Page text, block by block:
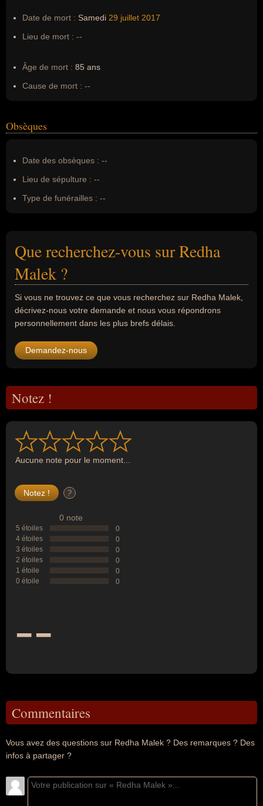
Date de mort : Samedi 29 juillet 2017
Lieu de mort : --
Âge de mort : 85 ans
Cause de mort : --
Obsèques
Date des obsèques : --
Lieu de sépulture : --
Type de funérailles : --
Que recherchez-vous sur Redha
Malek ?
Si vous ne trouvez ce que vous recherchez sur Redha Malek,
décrivez-nous votre demande et nous vous répondrons
personnellement dans les plus brefs délais.
Demandez-nous
Notez !
Aucune note pour le moment...
?
0 note
5 étoiles
0
4 étoiles
0
3 étoiles
0
2 étoiles
0
1 étoile
0
0 étoile
0
--
Commentaires
Vous avez des questions sur Redha Malek ? Des remarques ? Des
infos à partager ?